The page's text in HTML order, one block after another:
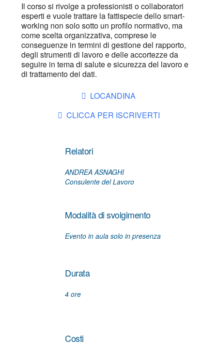
Il corso si rivolge a professionisti o collaboratori
esperti e vuole trattare la fattispecie dello smart-
working non solo sotto un profilo normativo, ma
come scelta organizzativa, comprese le
conseguenze in termini di gestione del rapporto,
degli strumenti di lavoro e delle accortezze da
seguire in tema di salute e sicurezza del lavoro e
di trattamento dei dati.
LOCANDINA
CLICCA PER ISCRIVERTI
Relatori
ANDREA ASNAGHI
Consulente del Lavoro
Modalità di svolgimento
Evento in aula solo in presenza
Durata
4 ore
Costi